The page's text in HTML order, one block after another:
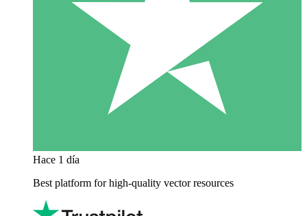
Hace 1 día
Best platform for high-quality vector resources